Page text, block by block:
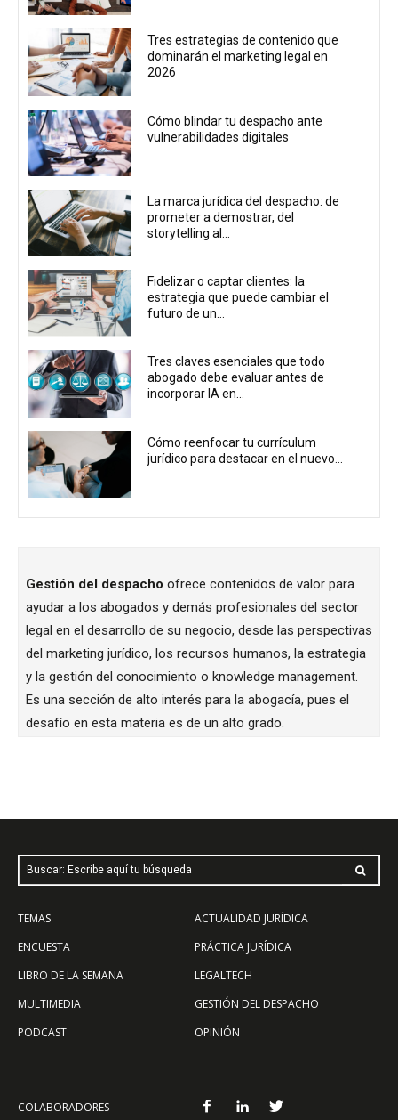
Tres estrategias de contenido que
dominarán el marketing legal en
2026
Cómo blindar tu despacho ante
vulnerabilidades digitales
La marca jurídica del despacho: de
prometer a demostrar, del
storytelling al...
Fidelizar o captar clientes: la
estrategia que puede cambiar el
futuro de un...
Tres claves esenciales que todo
abogado debe evaluar antes de
incorporar IA en...
Cómo reenfocar tu currículum
jurídico para destacar en el nuevo...
Gestión del despacho ofrece contenidos de valor para
ayudar a los abogados y demás profesionales del sector
legal en el desarrollo de su negocio, desde las perspectivas
del marketing jurídico, los recursos humanos, la estrategia
y la gestión del conocimiento o knowledge management.
Es una sección de alto interés para la abogacía, pues el
desafío en esta materia es de un alto grado.
Buscar: Escribe aquí tu búsqueda
TEMAS
ENCUESTA
LIBRO DE LA SEMANA
MULTIMEDIA
PODCAST
ACTUALIDAD JURÍDICA
PRÁCTICA JURÍDICA
LEGALTECH
GESTIÓN DEL DESPACHO
OPINIÓN
COLABORADORES